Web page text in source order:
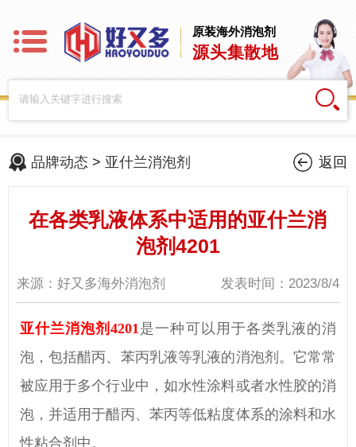
原装海外消泡剂
源头集散地
品牌动态 > 亚什兰消泡剂 返回
在各类乳液体系中适用的亚什兰消
泡剂4201
来源：好又多海外消泡剂 发表时间：2023/8/4
亚什兰消泡剂4201 是一种可以用于各类乳液的消
泡，包括醋丙、苯丙乳液等乳液的消泡剂 。它常常
被应用于多个行业中，如水性涂料或者水性胶的消
泡， 并适用于醋丙、苯丙等低粘度体系的涂料和水
性粘合剂中。